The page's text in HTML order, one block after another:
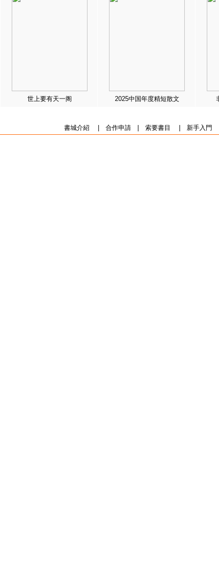
世上要有天一阁 2025中国年度精短散文
書城介紹 合作申請| 索要書目 新手入門